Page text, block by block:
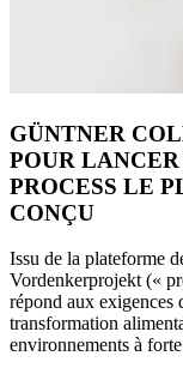
GÜNTNER
POUR
PROCESS LE
CONÇU
Issu de la plateforme
Vordenkerprojekt («
répond aux exigences
transformation
environnements à